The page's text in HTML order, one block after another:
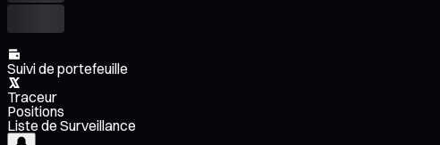
Suivi de portefeuille
Traceur
Positions
Liste de Surveillance